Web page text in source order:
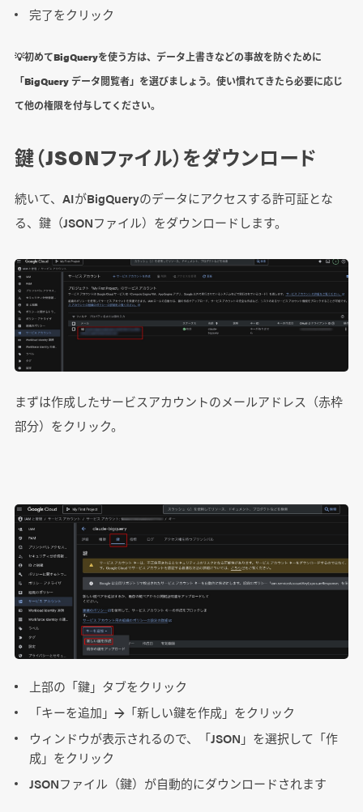
完了をクリック
💡初めてBigQueryを使う方は、データ上書きなどの事故を防ぐために
「BigQuery データ閲覧者」を選びましょう。使い慣れてきたら必要に応じ
て他の権限を付与してください。
鍵（JSONファイル）をダウンロード
続いて、AIがBigQueryのデータにアクセスする許可証とな
る、鍵（JSONファイル）をダウンロードします。
まずは作成したサービスアカウントのメールアドレス（赤枠
部分）をクリック。
上部の「鍵」タブをクリック
「キーを追加」→「新しい鍵を作成」をクリック
ウィンドウが表示されるので、「JSON」を選択して「作
成」をクリック
JSONファイル（鍵）が自動的にダウンロードされます